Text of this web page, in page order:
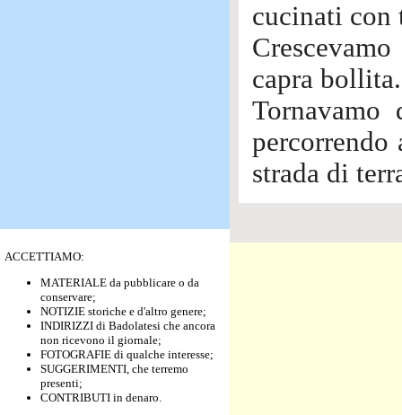
ACCETTIAMO:
MATERIALE da pubblicare o da
conservare;
NOTIZIE storiche e d'altro genere;
INDIRIZZI di Badolatesi che ancora
non ricevono il giornale;
FOTOGRAFIE di qualche interesse;
SUGGERIMENTI, che terremo
presenti;
CONTRIBUTI in denaro.
cucinati con
capra
strada di